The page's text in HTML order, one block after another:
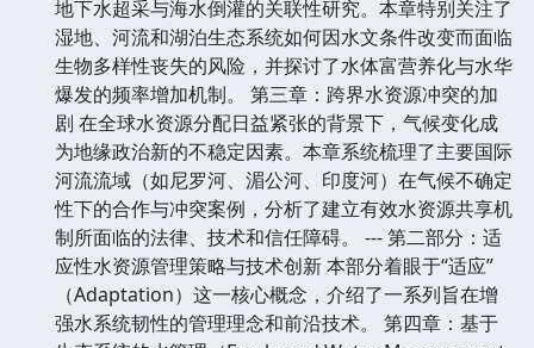
地下水超采与海水倒灌的关联性研究。本章特别关注了
湿地、河流和湖泊生态系统如何因水文条件改变而面临
生物多样性丧失的风险，并探讨了水体富营养化与水华
爆发的频率增加机制。 第三章：跨界水资源冲突的加
剧 在全球水资源分配日益紧张的背景下，气候变化成
为地缘政治新的不稳定因素。本章系统梳理了主要国际
河流流域（如尼罗河、湄公河、印度河）在气候不确定
性下的合作与冲突案例，分析了建立有效水资源共享机
制所面临的法律、技术和信任障碍。 --- 第二部分：适
应性水资源管理策略与技术创新 本部分着眼于“适应”
（Adaptation）这一核心概念，介绍了一系列旨在增
强水系统韧性的管理理念和前沿技术。 第四章：基于